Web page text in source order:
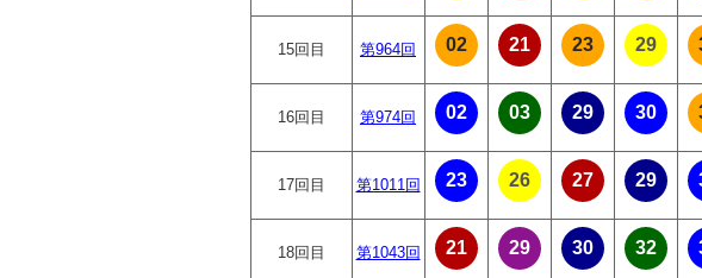
15回目 第964回 02 21 23 29
16回目 第974回 02 03 29 30
17回目 第1011回 23 26 27 29
18回目 第1043回 21 29 30 32